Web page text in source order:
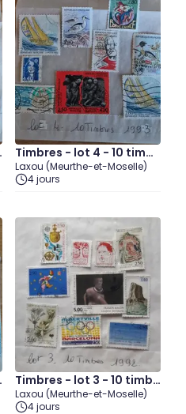
Timbres - lot 4 - 10 timbr
es 1993
Laxou (Meurthe-et-Moselle)
4 jours
Timbres - lot 3 - 10 timbr
es 1992
Laxou (Meurthe-et-Moselle)
4 jours